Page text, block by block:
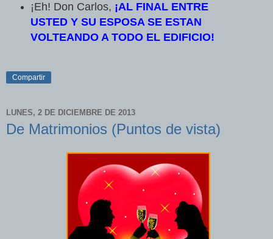
¡Eh! Don Carlos, ¡AL FINAL ENTRE
USTED Y SU ESPOSA SE ESTAN
VOLTEANDO A TODO EL EDIFICIO!
Compartir
LUNES, 2 DE DICIEMBRE DE 2013
De Matrimonios (Puntos de vista)